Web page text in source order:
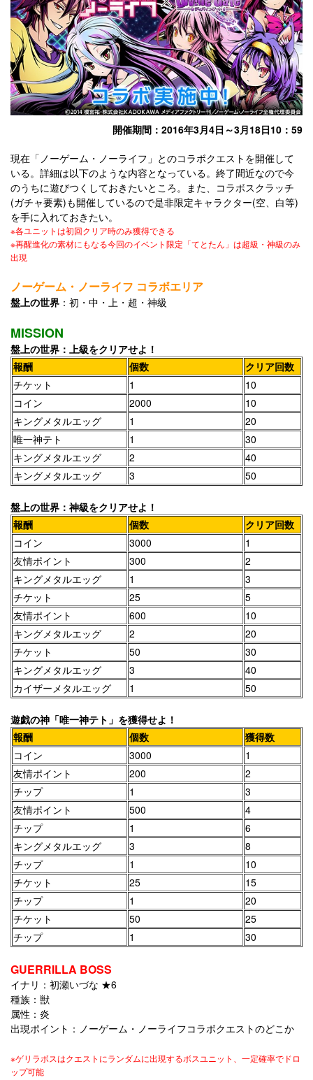
開催期間：2016年3月4日～3月18日10：59
現在「ノーゲーム・ノーライフ」とのコラボクエストを開催して
いる。詳細は以下のような内容となっている。終了間近なので今
のうちに遊びつくしておきたいところ。また、コラボスクラッチ
(ガチャ要素)も開催しているので是非限定キャラクター(空、白等)
を手に入れておきたい。
※各ユニットは初回クリア時のみ獲得できる
※再醒進化の素材にもなる今回のイベント限定「てとたん」は超級・神級のみ
出現
ノーゲーム・ノーライフ コラボエリア
盤上の世界 ：初・中・上・超・神級
MISSION
盤上の世界：上級をクリアせよ！
報酬
個数
クリア回数
チケット
1
10
コイン
2000
10
キングメタルエッグ
1
20
唯一神テト
1
30
キングメタルエッグ
2
40
キングメタルエッグ
3 50
盤上の世界：神級をクリアせよ！
報酬
個数
クリア回数
コイン
3000
1
友情ポイント
300
2
キングメタルエッグ
1
3
チケット
25
5
友情ポイント
600
10
キングメタルエッグ
2
20
チケット
50
30
キングメタルエッグ
3
40
カイザーメタルエッグ
1 50
遊戯の神「唯一神テト」を獲得せよ！
報酬
個数
獲得数
コイン
3000
1
友情ポイント
200
2
チップ
1
3
友情ポイント
500
4
チップ
1
6
キングメタルエッグ
3
8
チップ
1
10
チケット
25
15
チップ
1
20
チケット
50
25
チップ
1 30
GUERRILLA BOSS
イナリ：初瀬いづな ★6
種族：獣
属性：炎
出現ポイント：ノーゲーム・ノーライフコラボクエストのどこか
※ゲリラボスはクエストにランダムに出現するボスユニット、一定確率でドロ
ップ可能